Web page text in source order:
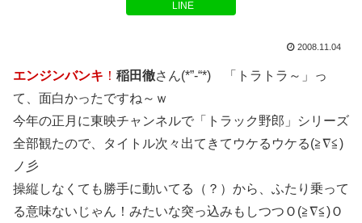
LINE
2008.11.04
エンジンバンキ ！ 稲田徹さん(*”-“*) 「トラトラ～」っ
て、面白かったですね～ｗ
今年の正月に東映チャンネルで「トラック野郎」シリーズ
全部観たので、タイトル次々出てきてウケるウケる(≧∇≦)
ノ彡
操縦しなくても勝手に動いてる（？）から、ふたり乗って
る意味ないじゃん！みたいな突っ込みもしつつＯ(≧∇≦)Ｏ